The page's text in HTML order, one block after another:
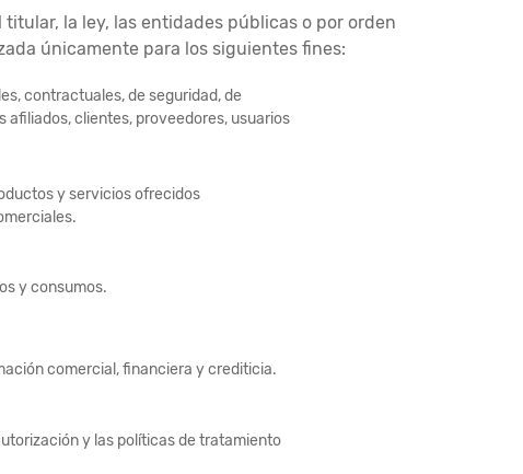
la ley, las entidades públicas o por orden
únicamente para los siguientes fines:
contractuales, de seguridad, de
afiliados, clientes, proveedores, usuarios
y servicios ofrecidos
y consumos.
comercial, financiera y crediticia.
y las políticas de tratamiento